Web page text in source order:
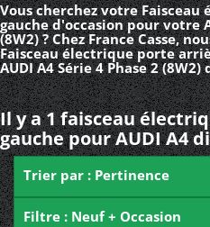
Vous cherchez votre
gauche d'occasion pour votre
(8W2) ? Chez France Casse,
Faisceau électrique porte
AUDI A4 Série 4 Phase 2
Il y a 1 faisceau
gauche pour AUDI A4
Trier par : Pertinence
Filtre : Neuf + Occasion